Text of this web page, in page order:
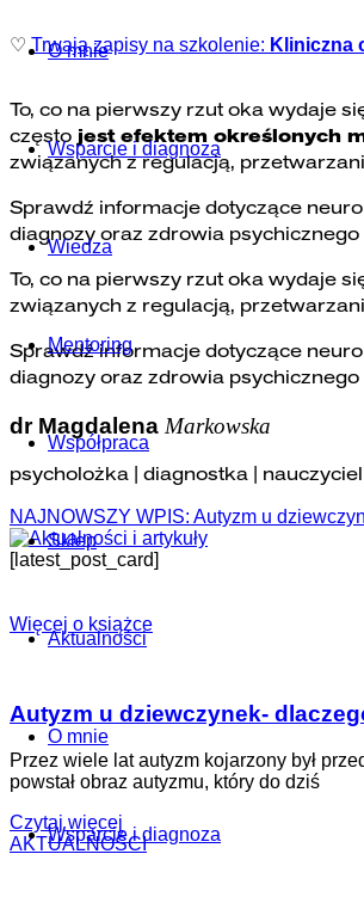
♡ Trwają zapisy na szkolenie: Kliniczna
O mnie
Wsparcie i diagnoza
Wiedza
Mentoring
Współpraca
Sklep
Aktualności
O mnie
Wsparcie i diagnoza
To, co na pierwszy rzut oka wydaje
częstojest efektem określonych
związanych z regulacją,
Sprawdź informacje dotyczące
diagnozy oraz zdrowia
To, co na pierwszy rzut oka wydaje
związanych z regulacją,
Sprawdź informacje dotyczące
diagnozy oraz zdrowia
dr Magdalena Markowska​
psycholożka | diagnostka |
NAJNOWSZY WPIS: Autyzm u
[latest_post_card]
Więcej o książce
Autyzm u dziewczynek-
Przez wiele lat autyzm kojarzony był
powstał obraz autyzmu, który do dziś
Czytaj więcej
AKTUALNOŚCI